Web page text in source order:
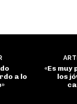
a lo
«Es
los